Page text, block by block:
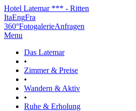
Hotel Latemar *** - Ritten
ItaEngFra
360°FotogalerieAnfragen
Menu
Das Latemar
•
Zimmer & Preise
•
Wandern & Aktiv
•
Ruhe & Erholung